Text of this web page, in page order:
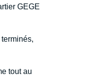
GEGE
tout au